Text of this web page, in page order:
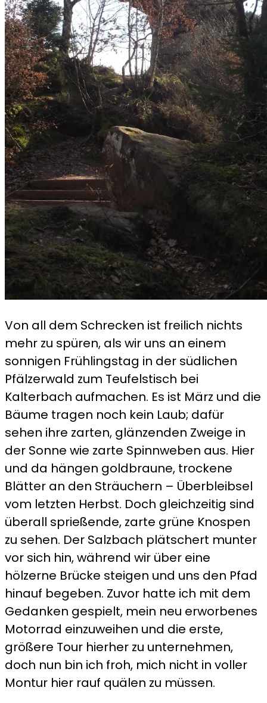
Von all dem Schrecken ist freilich nichts
mehr zu spüren, als wir uns an einem
sonnigen Frühlingstag in der südlichen
Pfälzerwald zum Teufelstisch bei
Kalterbach aufmachen. Es ist März und die
Bäume tragen noch kein Laub; dafür
sehen ihre zarten, glänzenden Zweige in
der Sonne wie zarte Spinnweben aus. Hier
und da hängen goldbraune, trockene
Blätter an den Sträuchern – Überbleibsel
vom letzten Herbst. Doch gleichzeitig sind
überall sprießende, zarte grüne Knospen
zu sehen. Der Salzbach plätschert munter
vor sich hin, während wir über eine
hölzerne Brücke steigen und uns den Pfad
hinauf begeben. Zuvor hatte ich mit dem
Gedanken gespielt, mein neu erworbenes
Motorrad einzuweihen und die erste,
größere Tour hierher zu unternehmen,
doch nun bin ich froh, mich nicht in voller
Montur hier rauf quälen zu müssen.